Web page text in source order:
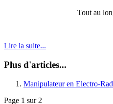
Tout au
Lire la suite...
Plus d'articles...
Manipulateur en Electro-
Page 1 sur 2